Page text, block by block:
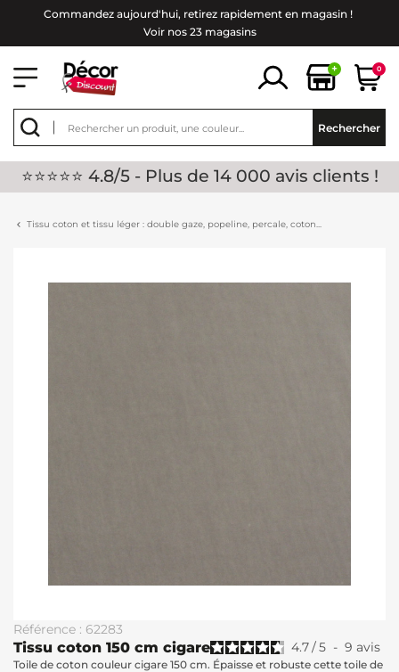
Commandez aujourd'hui, retirez rapidement en magasin !
Voir nos 23 magasins
+ 0
Rechercher
⭐⭐⭐⭐⭐ 4.8/5 - Plus de 14 000 avis clients !
Tissu coton et tissu léger : double gaze, popeline, percale, coton...
Référence : 62283
Tissu coton 150 cm cigare 4.7/5 - 9 avis
Toile de coton couleur cigare 150 cm. Épaisse et robuste cette toile de